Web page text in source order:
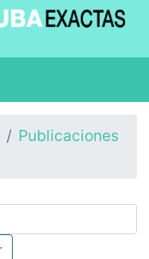
Publicaciones